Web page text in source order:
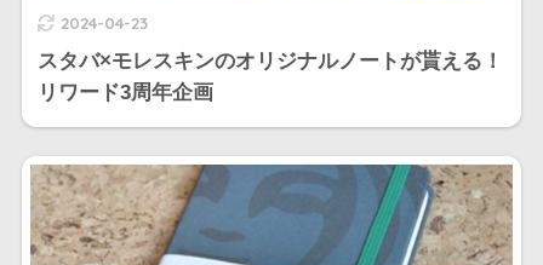
2024-04-23
スタバ×モレスキンのオリジナルノートが貰える！
リワード3周年企画